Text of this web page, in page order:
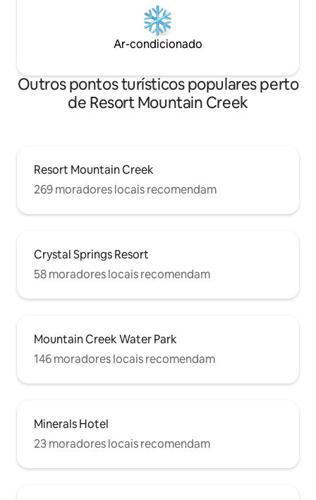
Ar-condicionado
Outros pontos turísticos populares perto
de Resort Mountain Creek
Resort Mountain Creek
269 moradores locais recomendam
Crystal Springs Resort
58 moradores locais recomendam
Mountain Creek Water Park
146 moradores locais recomendam
Minerals Hotel
23 moradores locais recomendam